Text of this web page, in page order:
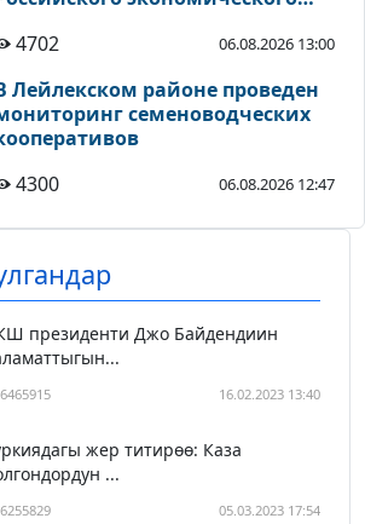
4702
06.08.2026 13:00
Лейлекском районе проведен
семеноводческих
4300
06.08.2026 12:47
президенти Джо Байдендиин
6465915 16.02.2023 13:40
жер титирөө: Каза
...
6255829 05.03.2023 17:54